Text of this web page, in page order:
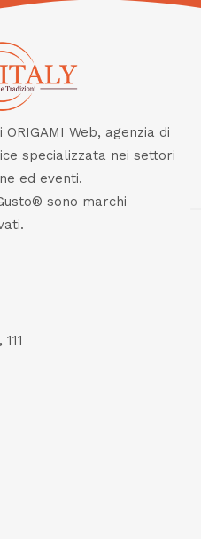
Web, agenzia di
specializzata nei settori
ed eventi.
sono marchi